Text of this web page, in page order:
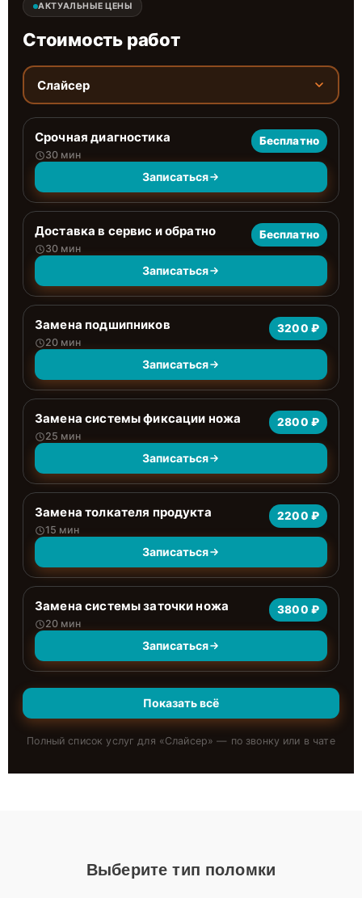
АКТУАЛЬНЫЕ ЦЕНЫ
Стоимость работ
Слайсер
Срочная диагностика
30 мин
Бесплатно
Записаться
Доставка в сервис и обратно
30 мин
Бесплатно
Записаться
Замена подшипников
20 мин
3200 ₽
Записаться
Замена системы фиксации ножа
25 мин
2800 ₽
Записаться
Замена толкателя продукта
15 мин
2200 ₽
Записаться
Замена системы заточки ножа
20 мин
3800 ₽
Записаться
Показать всё
Полный список услуг для «Слайсер» — по звонку или в чате
Выберите тип поломки